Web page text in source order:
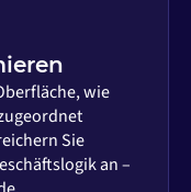
wie
Sie
an –